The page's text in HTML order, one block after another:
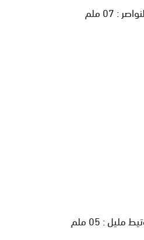
07 ملم
: 05 ملم